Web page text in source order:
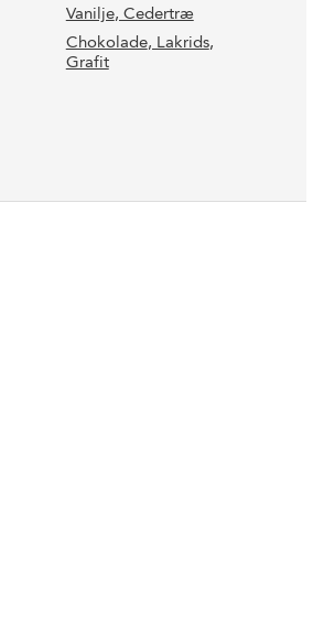
Vanilje, Cedertræ
Chokolade, Lakrids,
Grafit